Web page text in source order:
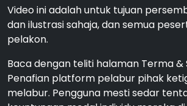
Video ini adalah untuk tujuan
dan ilustrasi sahaja, dan semua
pelakon.
Baca dengan teliti halaman Terma &
Penafian platform pelabur pihak
melabur. Pengguna mesti sedar